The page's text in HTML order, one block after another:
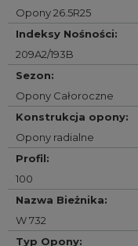
Opony 26.5R25
Indeksy Nośności:
209A2/193B
Sezon:
Opony Całoroczne
Konstrukcja opony:
Opony radialne
Profil:
100
Nazwa Bieżnika:
W 732
Typ Opony: